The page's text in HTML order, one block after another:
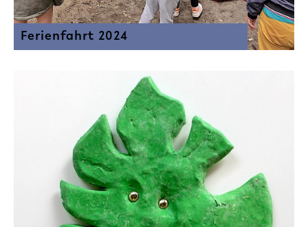
Ferienfahrt 2024